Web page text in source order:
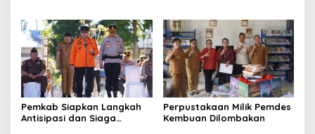
Pemkab Siapkan Langkah
Antisipasi dan Siaga
Perpustakaan Milik Pemdes
Kembuan Dilombakan